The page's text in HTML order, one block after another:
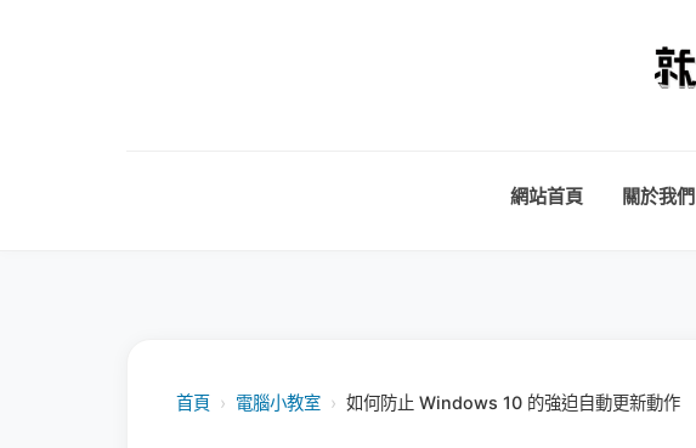
網站首頁 關於我們
首頁 › 電腦小教室 › 如何防止 Windows 10 的強迫自動更新動作